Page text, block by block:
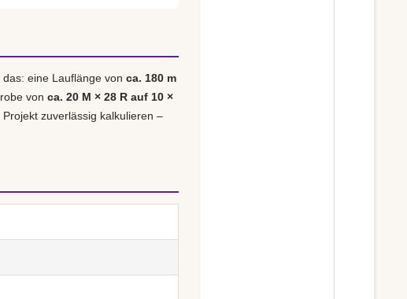
das: eine Lauflänge von ca. 180 m
von ca. 20 M × 28 R auf 10 ×
zuverlässig kalkulieren –